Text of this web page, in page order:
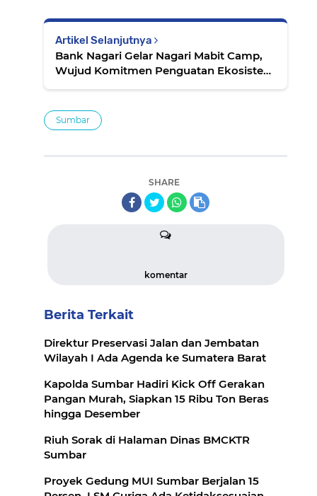
Artikel Selanjutnya
Bank Nagari Gelar Nagari Mabit Camp,
Wujud Komitmen Penguatan Ekosistem
Sumbar
SHARE
komentar
Berita Terkait
Direktur Preservasi Jalan dan Jembatan
Wilayah I Ada Agenda ke Sumatera Barat
Kapolda Sumbar Hadiri Kick Off Gerakan
Pangan Murah, Siapkan 15 Ribu Ton Beras
hingga Desember
Riuh Sorak di Halaman Dinas BMCKTR
Sumbar
Proyek Gedung MUI Sumbar Berjalan 15